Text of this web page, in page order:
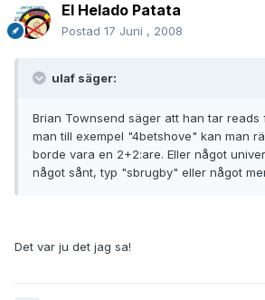
El Helado Patata
Postad 17 Juni , 2008
ulaf säger:
Brian Townsend säger att han tar reads
man till exempel "4betshove" kan man
borde vara en 2+2:are. Eller något
något sånt, typ "sbrugby" eller något
Det var ju det jag sa!